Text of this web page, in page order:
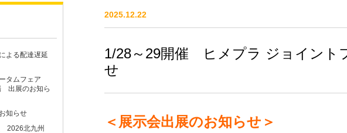
よる配達遅延
タムフェア
出展のお知ら
知らせ
2026北九州
2025.12.22
1/28～29開催 ヒメプラ ジョイン
せ
＜展示会出展のお知らせ＞